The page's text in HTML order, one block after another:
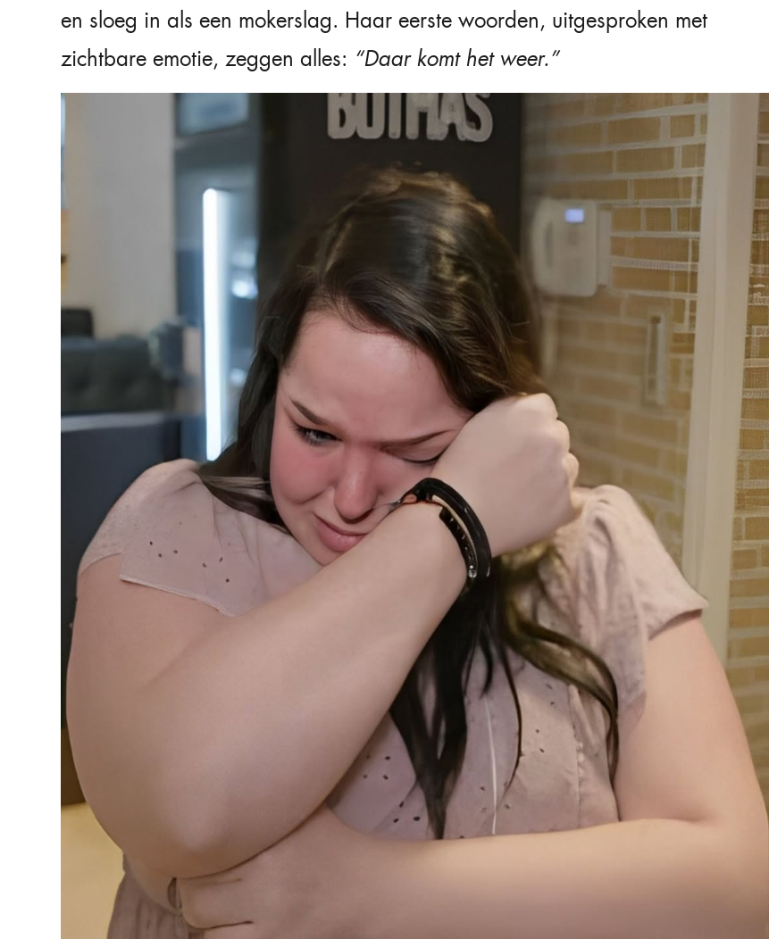
en sloeg in als een mokerslag. Haar eerste woorden, uitgesproken met
zichtbare emotie, zeggen alles: “Daar komt het weer.”